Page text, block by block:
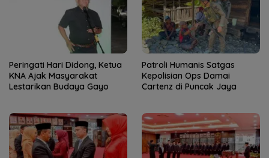
Peringati Hari Didong, Ketua
KNA Ajak Masyarakat
Lestarikan Budaya Gayo
Patroli Humanis Satgas
Kepolisian Ops Damai
Cartenz di Puncak Jaya